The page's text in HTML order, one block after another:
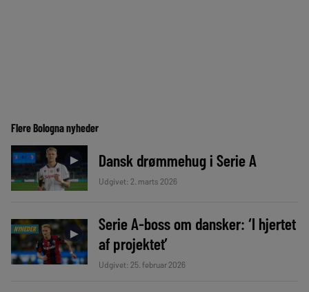
Flere Bologna nyheder
► Dansk drømmehug i Serie A
Udgivet: 2. marts 2026
NYHEDER ►
Serie A-boss om dansker: ‘I hjertet
af projektet’
Udgivet: 25. februar 2026